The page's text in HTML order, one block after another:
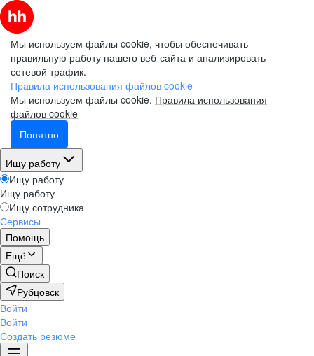
Мы используем файлы cookie, чтобы обеспечивать
правильную работу нашего веб-сайта и анализировать
сетевой трафик.
Правила использования файлов cookie
Мы используем файлы cookie. Правила использования
файлов cookie
Понятно
Ищу работу
Ищу работу
Ищу работу
Ищу сотрудника
Сервисы
Помощь
Ещё
Поиск
Рубцовск
Войти
Войти
Создать резюме